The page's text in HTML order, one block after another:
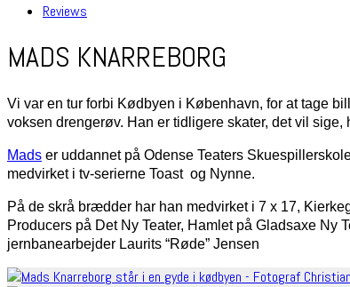
Reviews
MADS KNARREBORG
Vi var en tur forbi Kødbyen i København, for at tage
voksen drengerøv. Han er tidligere skater, det vil sige,
Mads er uddannet på Odense Teaters
medvirket i tv-serierne Toast og Nynne.
På de skrå brædder har han medvirket i 7 x 17,
Producers på Det Ny Teater, Hamlet på Gladsaxe
jernbanearbejder Laurits “Røde” Jensen